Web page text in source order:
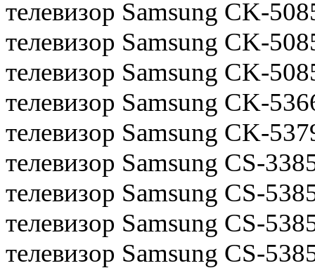
телевизор Samsung CK-
телевизор Samsung CK-
телевизор Samsung CK-
телевизор Samsung CK-
телевизор Samsung CK-
телевизор Samsung CS-
телевизор Samsung CS-
телевизор Samsung CS-
телевизор Samsung CS-